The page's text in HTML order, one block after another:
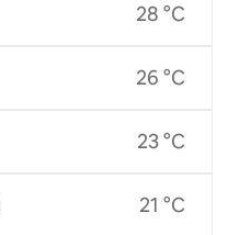
28 °C
26 °C
23 °C
21 °C